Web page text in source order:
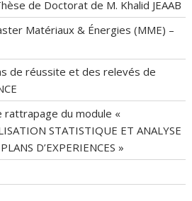
de Doctorat de M. Khalid JEAAB
Matériaux & Énergies (MME) –
de réussite et des relevés de
rattrapage du module «
STATISTIQUE ET ANALYSE
D’EXPERIENCES »